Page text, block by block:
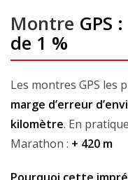
Montre GPS
de 1 %
Les montres GPS les
marge d’erreur
kilomètre. En
Marathon : + 420 m